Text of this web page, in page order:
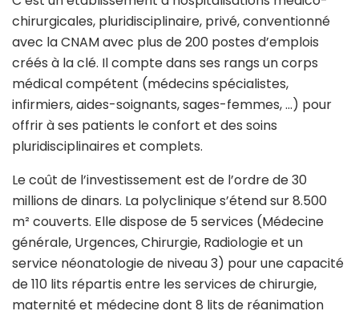
chirurgicales, pluridisciplinaire, privé, conventionné
avec la CNAM avec plus de 200 postes d’emplois
créés à la clé. Il compte dans ses rangs un corps
médical compétent (médecins spécialistes,
infirmiers, aides-soignants, sages-femmes, …) pour
offrir à ses patients le confort et des soins
pluridisciplinaires et complets.
Le coût de l’investissement est de l’ordre de 30
millions de dinars. La polyclinique s’étend sur 8.500
m² couverts. Elle dispose de 5 services (Médecine
générale, Urgences, Chirurgie, Radiologie et un
service néonatologie de niveau 3) pour une capacité
de 110 lits répartis entre les services de chirurgie,
maternité et médecine dont 8 lits de réanimation